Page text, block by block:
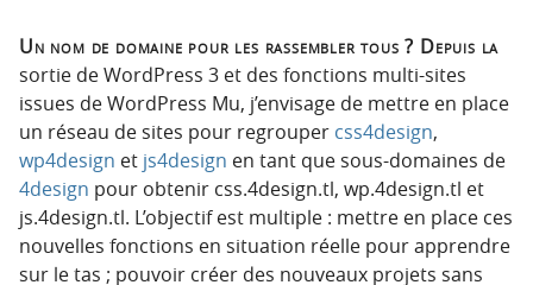
Un nom de domaine pour les rassembler tous ? Depuis la
sortie de WordPress 3 et des fonctions multi-sites
issues de WordPress Mu, j’envisage de mettre en place
un réseau de sites pour regrouper css4design,
wp4design et js4design en tant que sous-domaines de
4design pour obtenir css.4design.tl, wp.4design.tl et
js.4design.tl. L’objectif est multiple : mettre en place ces
nouvelles fonctions en situation réelle pour apprendre
sur le tas ; pouvoir créer des nouveaux projets sans